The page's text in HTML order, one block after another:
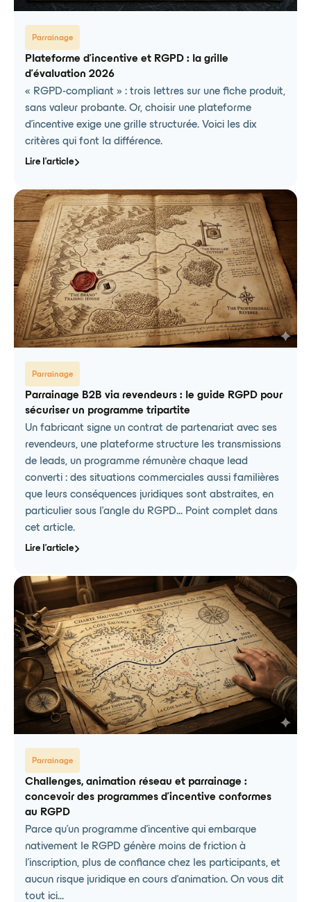
Parrainage
Plateforme d'incentive et RGPD : la grille
d'évaluation 2026
« RGPD-compliant » : trois lettres sur une fiche produit,
sans valeur probante. Or, choisir une plateforme
d'incentive exige une grille structurée. Voici les dix
critères qui font la différence.
Lire l'article
Parrainage
Parrainage B2B via revendeurs : le guide RGPD pour
sécuriser un programme tripartite
Un fabricant signe un contrat de partenariat avec ses
revendeurs, une plateforme structure les transmissions
de leads, un programme rémunère chaque lead
converti : des situations commerciales aussi familières
que leurs conséquences juridiques sont abstraites, en
particulier sous l'angle du RGPD... Point complet dans
cet article.
Lire l'article
Parrainage
Challenges, animation réseau et parrainage :
concevoir des programmes d'incentive conformes
au RGPD
Parce qu'un programme d'incentive qui embarque
nativement le RGPD génère moins de friction à
l'inscription, plus de confiance chez les participants, et
aucun risque juridique en cours d'animation. On vous dit
tout ici...